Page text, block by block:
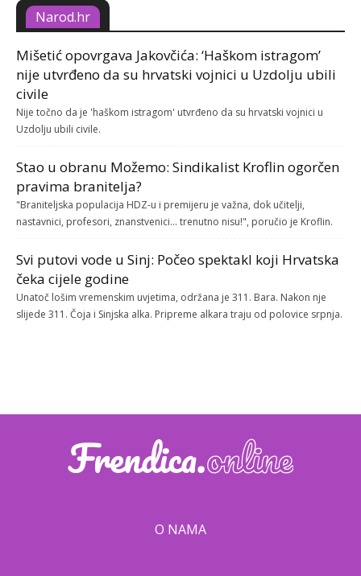
Narod.hr
Mišetić opovrgava Jakovčića: ‘Haškom istragom’
nije utvrđeno da su hrvatski vojnici u Uzdolju ubili
civile
Nije točno da je 'haškom istragom' utvrđeno da su hrvatski vojnici u
Uzdolju ubili civile.
Stao u obranu Možemo: Sindikalist Kroflin ogorčen
pravima branitelja?
"Braniteljska populacija HDZ-u i premijeru je važna, dok učitelji,
nastavnici, profesori, znanstvenici... trenutno nisu!", poručio je Kroflin.
Svi putovi vode u Sinj: Počeo spektakl koji Hrvatska
čeka cijele godine
Unatoč lošim vremenskim uvjetima, održana je 311. Bara. Nakon nje
slijede 311. Čoja i Sinjska alka. Pripreme alkara traju od polovice srpnja.
O NAMA